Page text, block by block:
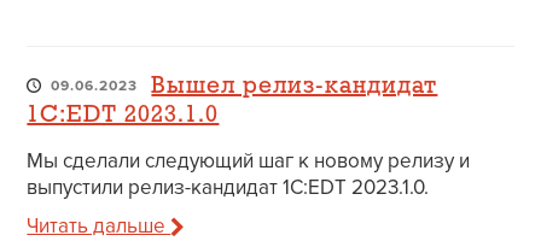
09.06.2023
Вышел релиз-кандидат
1C:EDT 2023.1.0
Мы сделали следующий шаг к новому релизу и
выпустили релиз-кандидат 1C:EDT 2023.1.0.
Читать дальше